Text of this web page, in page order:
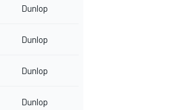
Dunlop
Dunlop
Dunlop
Dunlop